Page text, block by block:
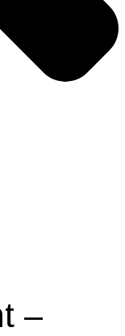
–